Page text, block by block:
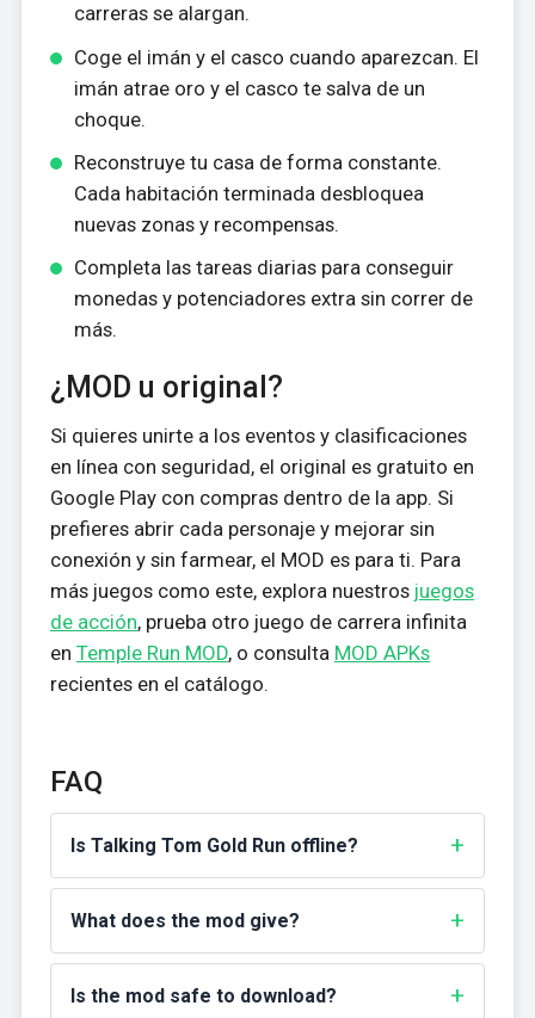
carreras se alargan.
Coge el imán y el casco cuando aparezcan. El
imán atrae oro y el casco te salva de un
choque.
Reconstruye tu casa de forma constante.
Cada habitación terminada desbloquea
nuevas zonas y recompensas.
Completa las tareas diarias para conseguir
monedas y potenciadores extra sin correr de
más.
¿MOD u original?
Si quieres unirte a los eventos y clasificaciones
en línea con seguridad, el original es gratuito en
Google Play con compras dentro de la app. Si
prefieres abrir cada personaje y mejorar sin
conexión y sin farmear, el MOD es para ti. Para
más juegos como este, explora nuestros juegos
de acción, prueba otro juego de carrera infinita
en Temple Run MOD, o consulta MOD APKs
recientes en el catálogo.
FAQ
Is Talking Tom Gold Run offline?
What does the mod give?
Is the mod safe to download?